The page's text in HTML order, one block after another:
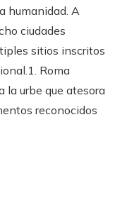
humanidad. A
ciudades
sitios inscritos
Roma
la urbe que atesora
reconocidos